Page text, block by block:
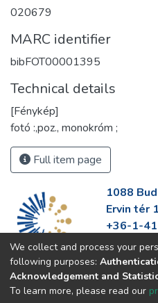
020679
MARC identifier
bibFOT00001395
Technical details
[Fénykép]
fotó :,poz., monokróm ;
Full item page
1088
Ervin tér
+36-1-
https://
We collect and process your
following purposes:
Acknowledgement and
To learn more, please read our